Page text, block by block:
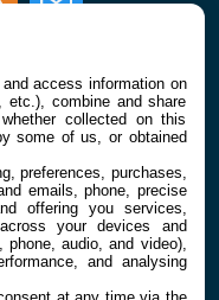
and access information on
combine and share
collected on this
some of us, or obtained
preferences, purchases,
emails, phone, precise
offering you services,
your devices and
audio, and video),
and analysing
at any time via the